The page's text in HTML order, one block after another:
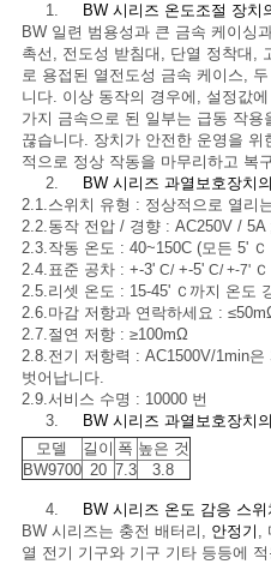
연
락
처
뉴
스
모
든
케
이
스
1. BW 시리즈 온도조절 장치
BW 일련 범용성과 큰 금속 케이싱
촉선, 전도성 받침대, 단열 정착대,
로 용접된 열전도성 금속 케이스,
니다. 이상 동작의 경우에, 설정값
가지 금속으로 된 일부는 급동 작
끊습니다. 장치가 안전한 운영을
적으로 정상 작동을 마무리하고 복
2.
BW 시리즈 과열보호장치의
2.1.스위치 유형 : 정상적으로 열리
2.2.동작 전압 / 경향 : AC250V / 5A
2.3.작동 온도 : 40~150C (모든 5' Ｃ
2.4.표준 공차 : +-3' C/ +-5' C/ +-7' Ｃ
2.5.리셋 온도 : 15-45' Ｃ 까지 온도
2.6.마감 저항과 연락하세요 :
2.7.절연 저항 : ≥100mΩ
2.8.전기 저항력 : AC1500V/1min
벗어납니다.
2.9.서비스 수명 : 10000 번
3.
BW 시리즈 과열보호장치의
모델
길이 폭 높은 것
BW9700 20 7.3 3.8
4. BW 시리즈 온도 감응 스위
BW 시리즈는 충전 배터리, 안정기 ,
열 전기 기구와 기구 기타 등등에